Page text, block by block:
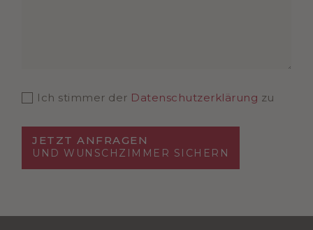
Ich stimmer der Datenschutzerklärung zu
JETZT ANFRAGEN
UND WUNSCHZIMMER SICHERN